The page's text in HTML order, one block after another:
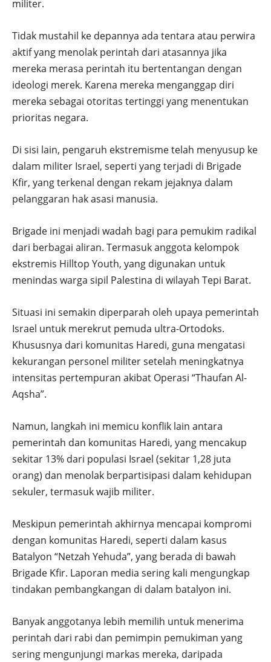
militer.
Tidak mustahil ke depannya ada tentara atau perwira
aktif yang menolak perintah dari atasannya jika
mereka merasa perintah itu bertentangan dengan
ideologi merek. Karena mereka menganggap diri
mereka sebagai otoritas tertinggi yang menentukan
prioritas negara.
Di sisi lain, pengaruh ekstremisme telah menyusup ke
dalam militer Israel, seperti yang terjadi di Brigade
Kfir, yang terkenal dengan rekam jejaknya dalam
pelanggaran hak asasi manusia.
Brigade ini menjadi wadah bagi para pemukim radikal
dari berbagai aliran. Termasuk anggota kelompok
ekstremis Hilltop Youth, yang digunakan untuk
menindas warga sipil Palestina di wilayah Tepi Barat.
Situasi ini semakin diperparah oleh upaya pemerintah
Israel untuk merekrut pemuda ultra-Ortodoks.
Khususnya dari komunitas Haredi, guna mengatasi
kekurangan personel militer setelah meningkatnya
intensitas pertempuran akibat Operasi “Thaufan Al-
Aqsha”.
Namun, langkah ini memicu konflik lain antara
pemerintah dan komunitas Haredi, yang mencakup
sekitar 13% dari populasi Israel (sekitar 1,28 juta
orang) dan menolak berpartisipasi dalam kehidupan
sekuler, termasuk wajib militer.
Meskipun pemerintah akhirnya mencapai kompromi
dengan komunitas Haredi, seperti dalam kasus
Batalyon “Netzah Yehuda”, yang berada di bawah
Brigade Kfir. Laporan media sering kali mengungkap
tindakan pembangkangan di dalam batalyon ini.
Banyak anggotanya lebih memilih untuk menerima
perintah dari rabi dan pemimpin pemukiman yang
sering mengunjungi markas mereka, daripada